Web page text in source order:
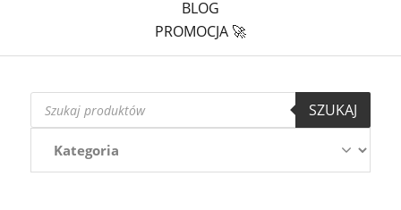
BLOG
PROMOCJA 🚀
Wyszukiwarka
produktów
SZUKAJ